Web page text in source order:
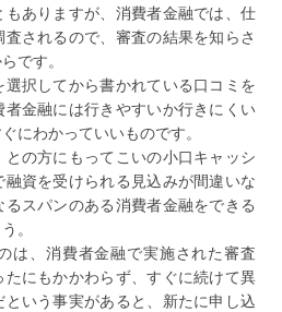
ありますが、消費者金融では、仕
されるので、審査の結果を知らさ
です。
択してから書かれている口コミを
金融には行きやすいか行きにくい
にわかっていいものです。
との方にもってこいの小口キャッシ
資を受けられる見込みが間違いな
スパンのある消費者金融をできる
。
は、消費者金融で実施された審査
にもかかわらず、すぐに続けて異
いう事実があると、新たに申し込